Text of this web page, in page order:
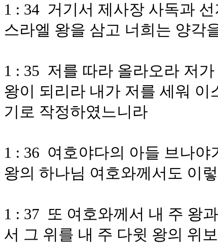
1 : 34 거기서 제사장 사독과
스라엘 왕을 삼고 너희는 양각
1 : 35 저를 따라 올라오라 저
왕이 되리라 내가 저를 세워
기로 작정하였느니라
1 : 36 여호야다의 아들 브나
왕의 하나님 여호와께서도 이
1 : 37 또 여호와께서 내 주 왕
서 그 위를 내 주 다윗 왕의 위